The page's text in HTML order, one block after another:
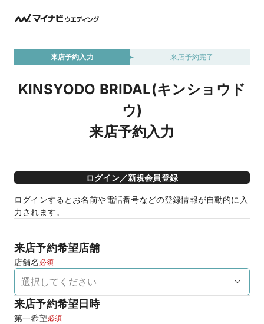
来店予約入力 来店予約完了
KINSYODO BRIDAL(キンショウド
ウ)
来店予約入力
ログイン／新規会員登録
ログインするとお名前や電話番号などの登録情報が自動的に入
力されます。
来店予約希望店舗
店舗名 必須
来店予約希望日時
第一希望必須